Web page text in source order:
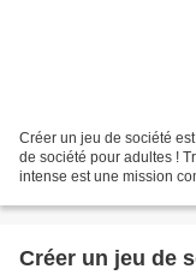
Créer un jeu de société
de société pour adultes !
intense est une mission
Créer un jeu de